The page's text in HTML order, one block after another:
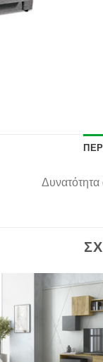
Δυνατότητα